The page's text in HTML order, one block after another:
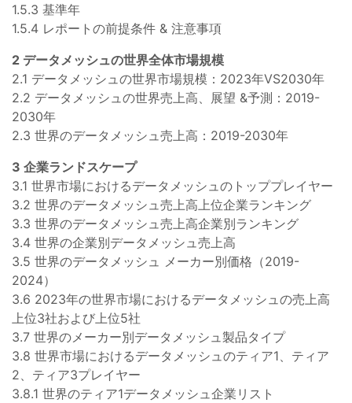
1.5.3 基準年
1.5.4 レポートの前提条件 & 注意事項
2 データメッシュの世界全体市場規模
2.1 データメッシュの世界市場規模：2023年VS2030年
2.2 データメッシュの世界売上高、展望 &予測：2019-
2030年
2.3 世界のデータメッシュ売上高：2019-2030年
3 企業ランドスケープ
3.1 世界市場におけるデータメッシュのトッププレイヤー
3.2 世界のデータメッシュ売上高上位企業ランキング
3.3 世界のデータメッシュ売上高企業別ランキング
3.4 世界の企業別データメッシュ売上高
3.5 世界のデータメッシュ メーカー別価格（2019-
2024）
3.6 2023年の世界市場におけるデータメッシュの売上高
上位3社および上位5社
3.7 世界のメーカー別データメッシュ製品タイプ
3.8 世界市場におけるデータメッシュのティア1、ティア
2、ティア3プレイヤー
3.8.1 世界のティア1データメッシュ企業リスト